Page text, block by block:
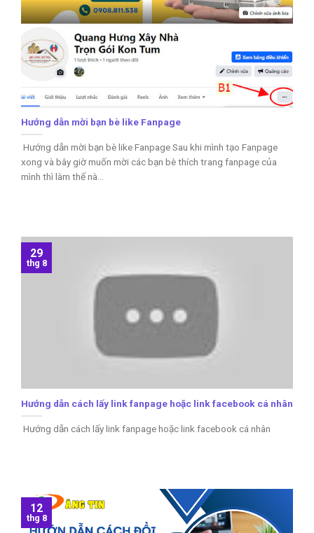
Hướng dẫn mời bạn bè like Fanpage
Hướng dẫn mời bạn bè like Fanpage Sau khi mình tạo Fanpage
xong và bây giờ muốn mời các bạn bè thích trang fanpage của
mình thì làm thế nà...
Hướng dẫn cách lấy link fanpage hoặc link facebook cá nhân
Hướng dẫn cách lấy link fanpage hoặc link facebook cá nhân
29
thg 8
12
thg 8